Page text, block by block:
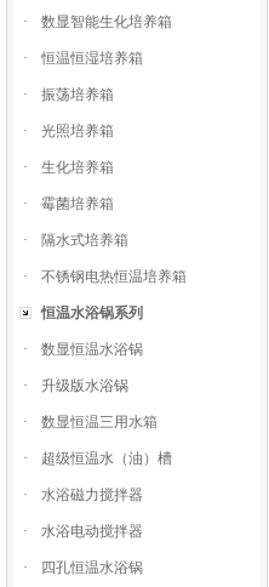
· 数显智能生化培养箱
· 恒温恒湿培养箱
· 振荡培养箱
· 光照培养箱
· 生化培养箱
· 霉菌培养箱
· 隔水式培养箱
· 不锈钢电热恒温培养箱
恒温水浴锅系列
· 数显恒温水浴锅
· 升级版水浴锅
· 数显恒温三用水箱
· 超级恒温水（油）槽
· 水浴磁力搅拌器
· 水浴电动搅拌器
· 四孔恒温水浴锅